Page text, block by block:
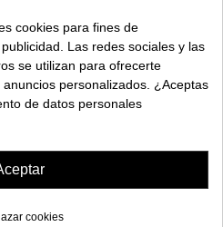
cookies para fines de
Las redes sociales y las
se utilizan para ofrecerte
personalizados. ¿Aceptas
de datos personales
cookies